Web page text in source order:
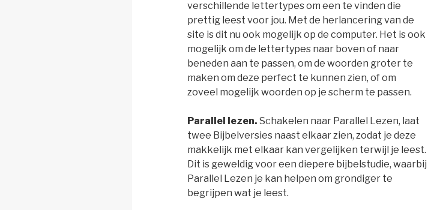
verschillende lettertypes om een te vinden die
prettig leest voor jou. Met de herlancering van de
site is dit nu ook mogelijk op de computer. Het is ook
mogelijk om de lettertypes naar boven of naar
beneden aan te passen, om de woorden groter te
maken om deze perfect te kunnen zien, of om
zoveel mogelijk woorden op je scherm te passen.
Parallel lezen. Schakelen naar Parallel Lezen, laat
twee Bijbelversies naast elkaar zien, zodat je deze
makkelijk met elkaar kan vergelijken terwijl je leest.
Dit is geweldig voor een diepere bijbelstudie, waarbij
Parallel Lezen je kan helpen om grondiger te
begrijpen wat je leest.